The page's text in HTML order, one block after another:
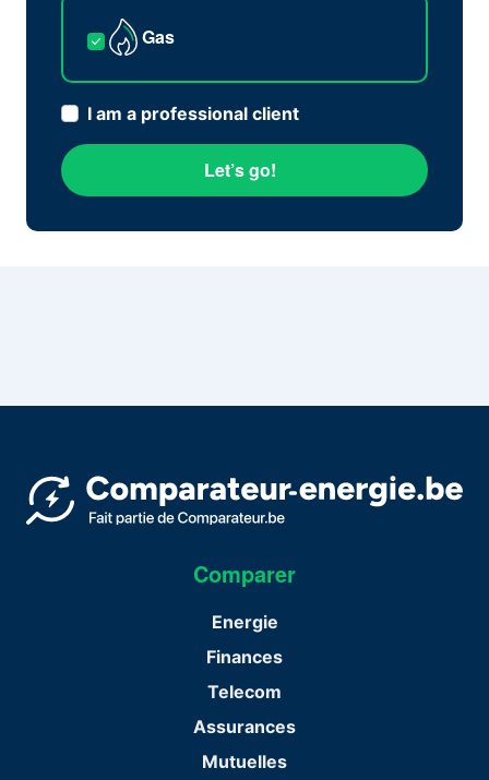
Gas
I am a professional client
Let’s go!
Comparer
Energie
Finances
Telecom
Assurances
Mutuelles